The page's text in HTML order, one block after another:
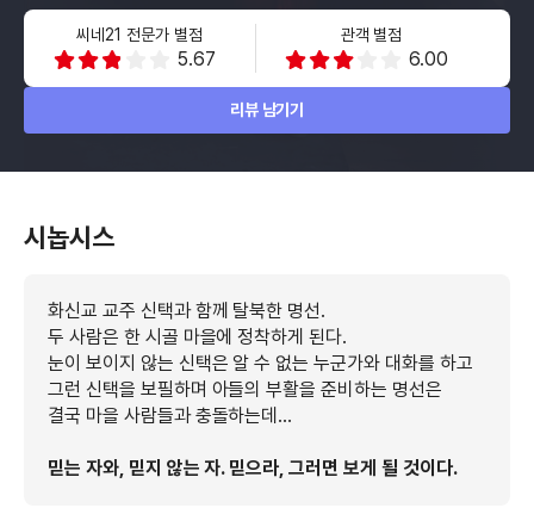
씨네21 전문가 별점
5.67
관객 별점
6.00
리뷰 남기기
시놉시스
화신교 교주 신택과 함께 탈북한 명선.
두 사람은 한 시골 마을에 정착하게 된다.
눈이 보이지 않는 신택은 알 수 없는 누군가와 대화를 하고
그런 신택을 보필하며 아들의 부활을 준비하는 명선은
결국 마을 사람들과 충돌하는데…
믿는 자와, 믿지 않는 자. 믿으라, 그러면 보게 될 것이다.